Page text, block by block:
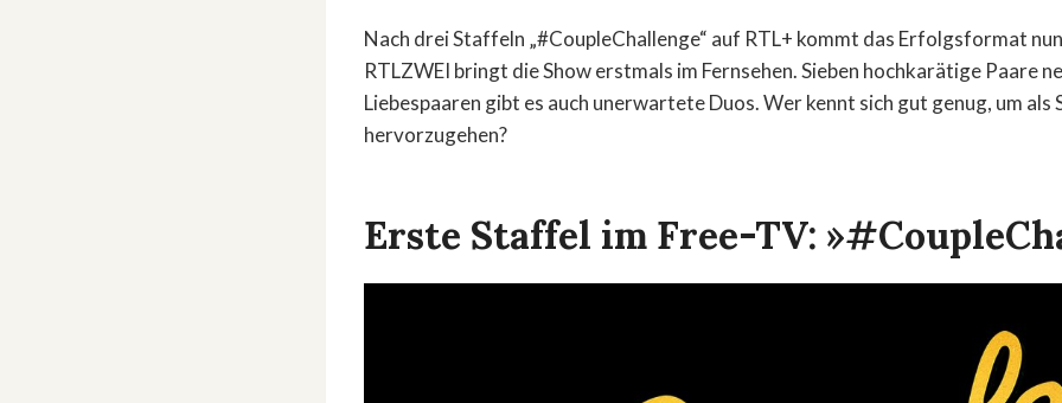
Nach drei Staffeln „#CoupleChallenge“ auf RTL+ kommt das Erfolgsformat
RTLZWEI bringt die Show erstmals im Fernsehen. Sieben hochkarätige Paare
Liebespaaren gibt es auch unerwartete Duos. Wer kennt sich gut genug, um als
hervorzugehen?
Erste Staffel im Free-TV: